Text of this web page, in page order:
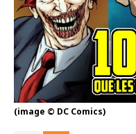
(image © DC Comics)